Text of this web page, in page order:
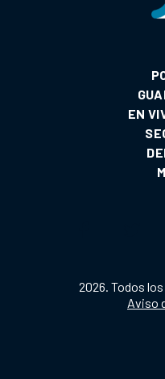
EN
2026. Todos
Aviso